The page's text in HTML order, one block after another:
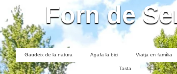
Forn de
Gaudeix de la natura Agafa la bici Viatja en família
Tasta